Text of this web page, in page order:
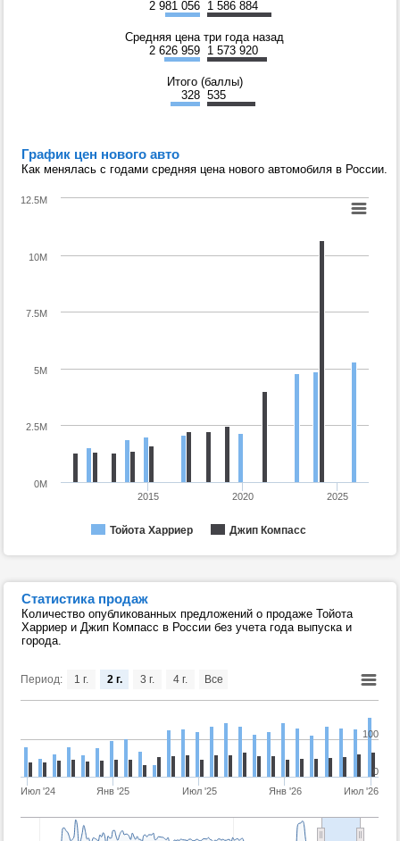
2 981 056 1 586 884
Средняя цена три года назад
2 626 959 1 573 920
Итого (баллы)
328 535
График цен нового авто
Как менялась с годами средняя цена нового автомобиля в России.
Тойота Харриер Джип Компасс
2015 2020 2025
0M
10M
2.5M
5M
7.5M
12.5M
Статистика продаж
Количество опубликованных предложений о продаже Тойота
Харриер и Джип Компасс в России без учета года выпуска и
города.
Период:
Июл '24 Янв '25 Июл '25 Янв '26 Июл '26
0
100
1 г. 2 г. 3 г. 4 г. Все